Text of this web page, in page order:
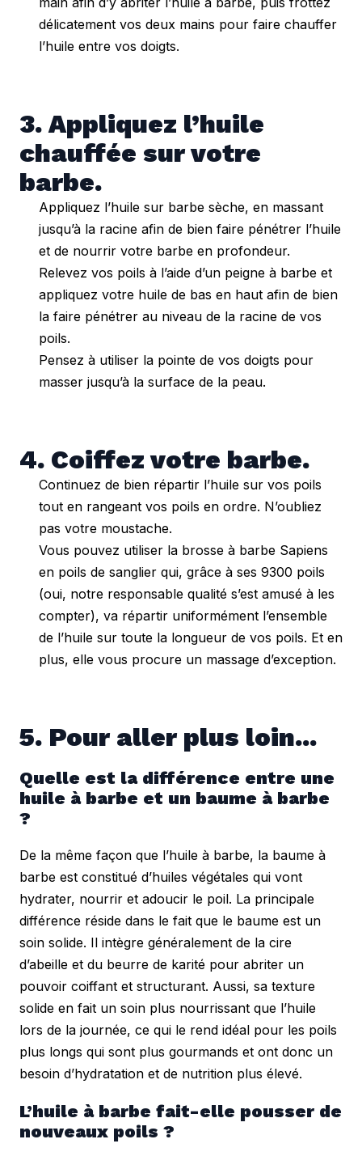
délicatement vos deux mains pour faire chauffer
l’huile entre vos doigts.
3. Appliquez l’huile
chauffée sur votre
barbe.
Appliquez l’huile sur barbe sèche, en massant
jusqu’à la racine afin de bien faire pénétrer l’huile
et de nourrir votre barbe en profondeur.
Relevez vos poils à l’aide d’un peigne à barbe et
appliquez votre huile de bas en haut afin de bien
la faire pénétrer au niveau de la racine de vos
poils.
Pensez à utiliser la pointe de vos doigts pour
masser jusqu’à la surface de la peau.
4. Coiffez votre barbe.
Continuez de bien répartir l’huile sur vos poils
tout en rangeant vos poils en ordre. N’oubliez
pas votre moustache.
Vous pouvez utiliser la brosse à barbe Sapiens
en poils de sanglier qui, grâce à ses 9300 poils
(oui, notre responsable qualité s’est amusé à les
compter), va répartir uniformément l’ensemble
de l’huile sur toute la longueur de vos poils. Et en
plus, elle vous procure un massage d’exception.
5. Pour aller plus loin...
Quelle est la différence entre une
huile à barbe et un baume à barbe
?
De la même façon que l’huile à barbe, la baume à
barbe est constitué d’huiles végétales qui vont
hydrater, nourrir et adoucir le poil. La principale
différence réside dans le fait que le baume est un
soin solide. Il intègre généralement de la cire
d’abeille et du beurre de karité pour abriter un
pouvoir coiffant et structurant. Aussi, sa texture
solide en fait un soin plus nourrissant que l’huile
lors de la journée, ce qui le rend idéal pour les poils
plus longs qui sont plus gourmands et ont donc un
besoin d’hydratation et de nutrition plus élevé.
L’huile à barbe fait-elle pousser de
nouveaux poils ?